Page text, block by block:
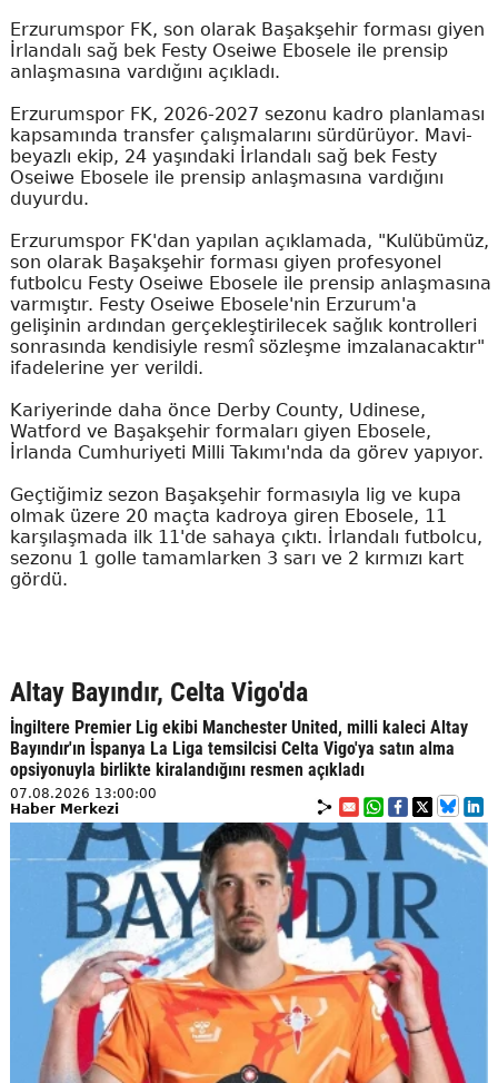
Erzurumspor FK, son olarak Başakşehir forması giyen
İrlandalı sağ bek Festy Oseiwe Ebosele ile prensip
anlaşmasına vardığını açıkladı.
Erzurumspor FK, 2026-2027 sezonu kadro planlaması
kapsamında transfer çalışmalarını sürdürüyor. Mavi-
beyazlı ekip, 24 yaşındaki İrlandalı sağ bek Festy
Oseiwe Ebosele ile prensip anlaşmasına vardığını
duyurdu.
Erzurumspor FK'dan yapılan açıklamada, "Kulübümüz,
son olarak Başakşehir forması giyen profesyonel
futbolcu Festy Oseiwe Ebosele ile prensip anlaşmasına
varmıştır. Festy Oseiwe Ebosele'nin Erzurum'a
gelişinin ardından gerçekleştirilecek sağlık kontrolleri
sonrasında kendisiyle resmî sözleşme imzalanacaktır"
ifadelerine yer verildi.
Kariyerinde daha önce Derby County, Udinese,
Watford ve Başakşehir formaları giyen Ebosele,
İrlanda Cumhuriyeti Milli Takımı'nda da görev yapıyor.
Geçtiğimiz sezon Başakşehir formasıyla lig ve kupa
olmak üzere 20 maçta kadroya giren Ebosele, 11
karşılaşmada ilk 11'de sahaya çıktı. İrlandalı futbolcu,
sezonu 1 golle tamamlarken 3 sarı ve 2 kırmızı kart
gördü.
Altay Bayındır, Celta Vigo'da
İngiltere Premier Lig ekibi Manchester United, milli kaleci Altay
Bayındır'ın İspanya La Liga temsilcisi Celta Vigo'ya satın alma
opsiyonuyla birlikte kiralandığını resmen açıkladı
07.08.2026 13:00:00
Haber Merkezi